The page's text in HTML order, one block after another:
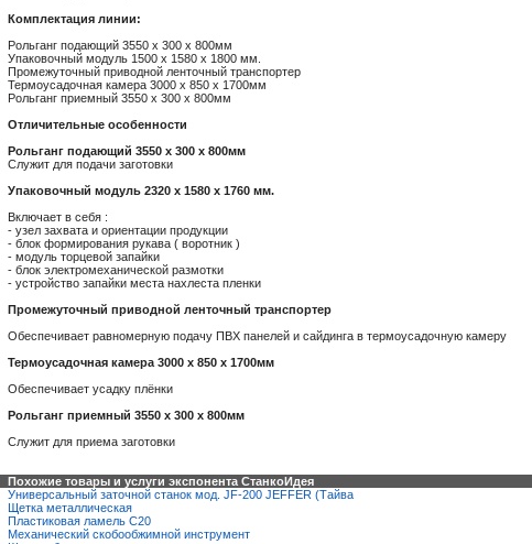
Комплектация линии:
Рольганг подающий 3550 х 300 х 800мм
Упаковочный модуль 1500 x 1580 x 1800 мм.
Промежуточный приводной ленточный транспортер
Термоусадочная камера 3000 х 850 х 1700мм
Рольганг приемный 3550 х 300 х 800мм
Отличительные особенности
Рольганг подающий 3550 х 300 х 800мм
Служит для подачи заготовки
Упаковочный модуль 2320 x 1580 x 1760 мм.
Включает в себя :
- узел захвата и ориентации продукции
- блок формирования рукава ( воротник )
- модуль торцевой запайки
- блок электромеханической размотки
- устройство запайки места нахлеста пленки
Промежуточный приводной ленточный транспортер
Обеспечивает равномерную подачу ПВХ панелей и сайдинга в термоусадочную камеру
Термоусадочная камера 3000 х 850 х 1700мм
Обеспечивает усадку плёнки
Рольганг приемный 3550 х 300 х 800мм
Служит для приема заготовки
Похожие товары и услуги экспонента СтанкоИдея
Универсальный заточной станок мод. JF-200 JEFFER (Тайва
Щетка металлическая
Пластиковая ламель C20
Механический скобообжимной инструмент